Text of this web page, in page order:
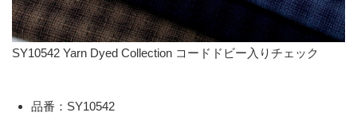
SY10542 Yarn Dyed Collection コードドビー入りチェック
品番：SY10542